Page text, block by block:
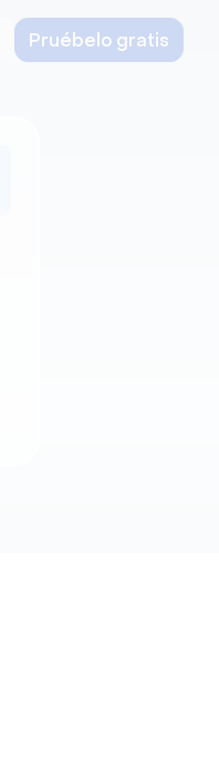
Pruébelo gratis